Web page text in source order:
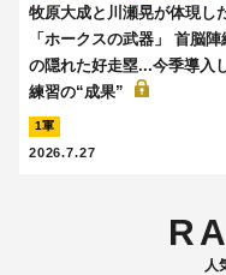
牧原大成と川瀬晃が体現し
「ホークスの武器」 首脳陣
の隠れた好走塁...今季導入
練習の“成果”
1軍
2026.7.27
人